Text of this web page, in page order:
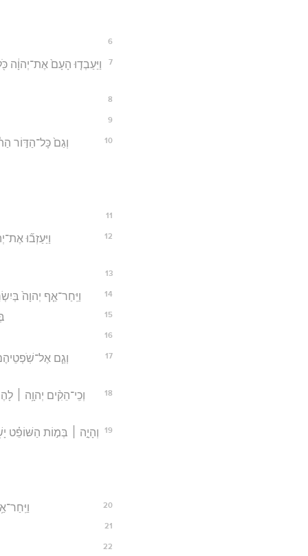
6
7
וַיַּעַבְד֤וּ הָעָם֙ אֶת־יְהוָ֔ה
8
9
10
וְגַם֙ כָּל־הַדּ֣וֹר
11
12
וַיַּעַזְב֞וּ
13
14 וַיִּֽחַר־אַ֤ף יְהוָה֙
15
16
17
וְגַ֤ם
18
וְכִֽי־הֵקִ֨ים יְהוָ֥ה ׀
19
וְהָיָ֣ה ׀ בְּמ֣וֹת הַשּׁוֹפֵ֗ט
20
21
22